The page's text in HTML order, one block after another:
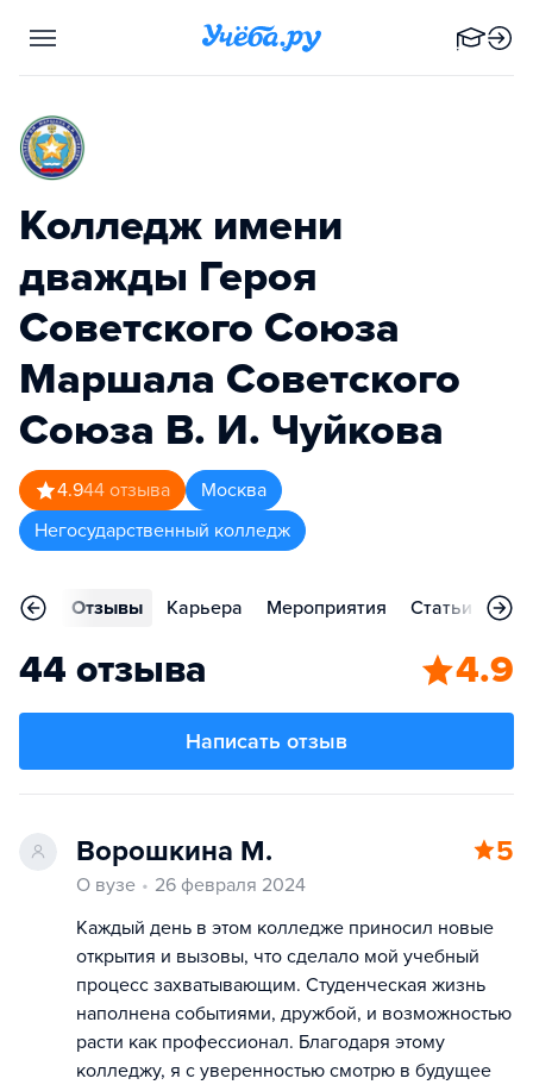
Колледж имени
дважды Героя
Советского Союза
Маршала Советского
Союза В. И. Чуйкова
4.944 отзыва
Москва
Негосударственный колледж
Отзывы Карьера Мероприятия Статьи
44 отзыва 4.9
Написать отзыв
Ворошкина М. 5
О вузе
26 февраля 2024
Каждый день в этом колледже приносил новые
открытия и вызовы, что сделало мой учебный
процесс захватывающим. Студенческая жизнь
наполнена событиями, дружбой, и возможностью
расти как профессионал. Благодаря этому
колледжу, я с уверенностью смотрю в будущее